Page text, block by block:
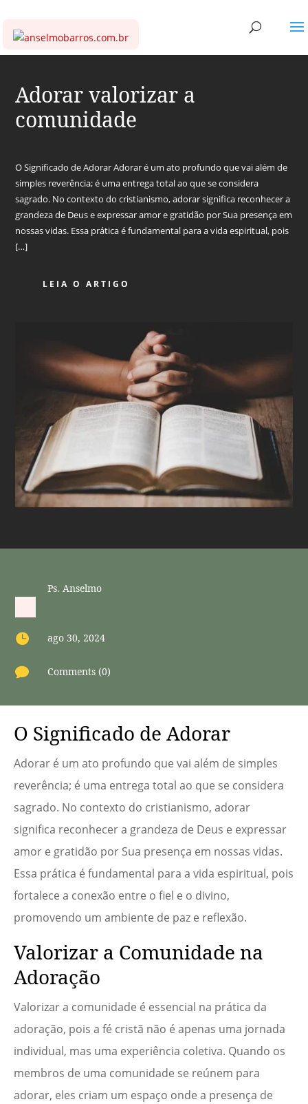
Adorar valorizar a
comunidade
O Significado de Adorar Adorar é um ato profundo que vai além de
simples reverência; é uma entrega total ao que se considera
sagrado. No contexto do cristianismo, adorar significa reconhecer a
grandeza de Deus e expressar amor e gratidão por Sua presença em
nossas vidas. Essa prática é fundamental para a vida espiritual, pois
[…]
LEIA O ARTIGO
Ps. Anselmo
 ago 30, 2024
 Comments (0)
O Significado de Adorar
Adorar é um ato profundo que vai além de simples
reverência; é uma entrega total ao que se considera
sagrado. No contexto do cristianismo, adorar
significa reconhecer a grandeza de Deus e expressar
amor e gratidão por Sua presença em nossas vidas.
Essa prática é fundamental para a vida espiritual, pois
fortalece a conexão entre o fiel e o divino,
promovendo um ambiente de paz e reflexão.
Valorizar a Comunidade na
Adoração
Valorizar a comunidade é essencial na prática da
adoração, pois a fé cristã não é apenas uma jornada
individual, mas uma experiência coletiva. Quando os
membros de uma comunidade se reúnem para
adorar, eles criam um espaço onde a presença de